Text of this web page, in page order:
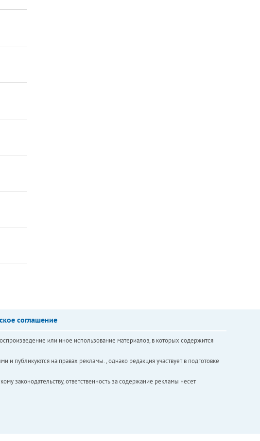
соглашение
или иное использование материалов, в которых содержится
публикуются на правах рекламы. , однако редакция участвует в подготовке
законодательству, ответственность за содержание рекламы несет